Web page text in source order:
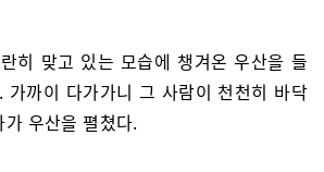
히 맞고 있는 모습에 챙겨온 우산을 들
가까이 다가가니 그 사람이 천천히 바닥
우산을 펼쳤다.